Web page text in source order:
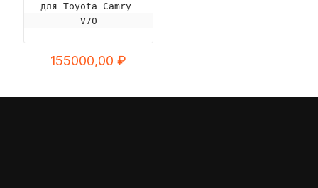
для Toyota Camry
V70
155000,00₽